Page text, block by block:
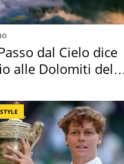
dal Cielo dice
alle Dolomiti del